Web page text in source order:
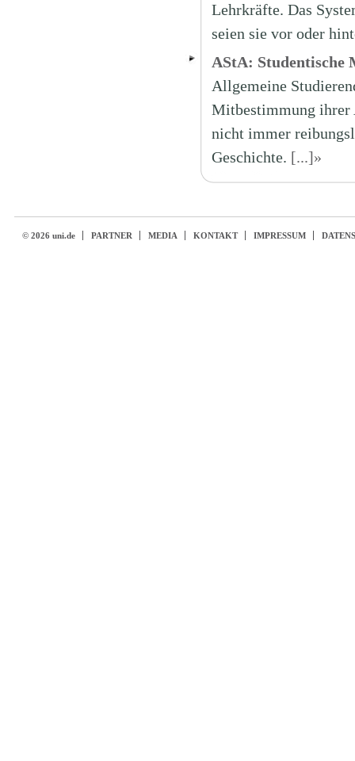
Lehrkräfte. Das
seien sie vor oder
AStA: Studentische
Allgemeine
Mitbestimmung ihrer
nicht immer
Geschichte. [...]»
© 2026 uni.de PARTNER MEDIA KONTAKT IMPRESSUM